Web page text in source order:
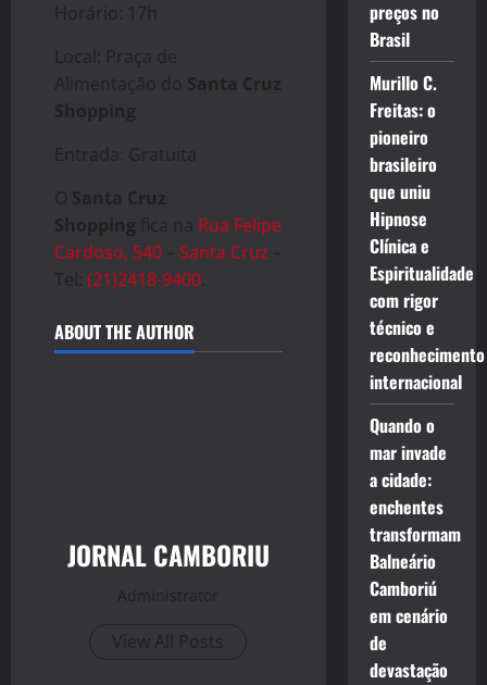
Horário: 17h
Local: Praça de
Alimentação do Santa Cruz
Shopping
Entrada: Gratuita
O Santa Cruz
Shopping fica na Rua Felipe
Cardoso, 540 – Santa Cruz –
Tel: (21)2418-9400
ABOUT THE AUTHOR
JORNAL CAMBORIU
Administrator
View All Posts
preços no
Brasil
Murillo C.
Freitas: o
pioneiro
brasileiro
que uniu
Hipnose
Clínica e
Espiritualidade
com rigor
técnico e
reconhecimento
internacional
Quando o
mar invade
a cidade:
enchentes
transformam
Balneário
Camboriú
em cenário
de
devastação